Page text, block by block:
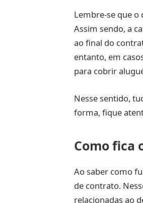
Lembre-se que o
Assim sendo, a
ao final do
entanto, em
para cobrir
Nesse sentido,
forma, fique
Como fica
Ao saber como
de contrato.
relacionadas ao